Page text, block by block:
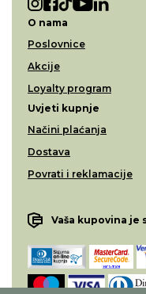
O nama
Poslovnice
Akcije
Loyalty program
Uvjeti kupnje
Načini plaćanja
Dostava
Povrati i reklamacije
Vaša kupovina je